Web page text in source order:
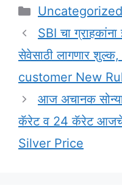
Categories
Uncategorized
SBI चा
सेवेसाठी लागणार
customer New
आज अचानक
कॅरेट व 24 कॅरेट आजचे
Silver Price